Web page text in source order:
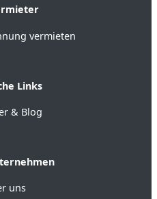
vermieten
Links
& Blog
uns